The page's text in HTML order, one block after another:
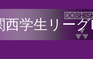
西学生リーグ